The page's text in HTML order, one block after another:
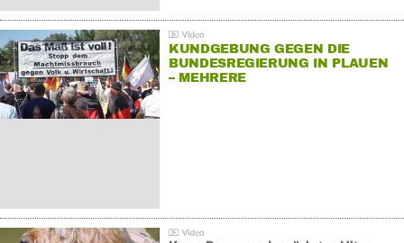
KUNDGEBUNG GEGEN DIE
BUNDESREGIERUNG IN PLAUEN
– MEHRERE